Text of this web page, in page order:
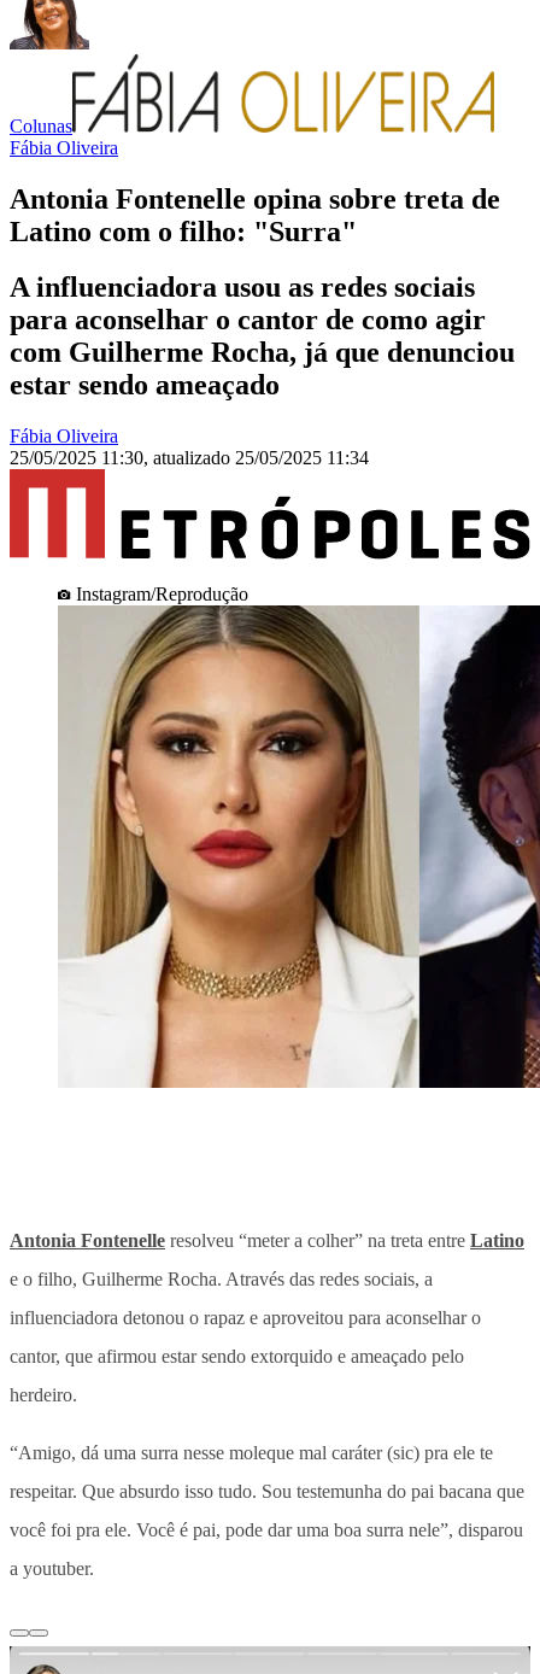
Colunas
Fábia Oliveira
Antonia Fontenelle opina sobre treta de
Latino com o filho: "Surra"
A influenciadora usou as redes sociais
para aconselhar o cantor de como agir
com Guilherme Rocha, já que denunciou
estar sendo ameaçado
Fábia Oliveira
25/05/2025 11:30, atualizado 25/05/2025 11:34
Instagram/Reprodução
Antonia Fontenelle resolveu “meter a colher” na treta entre Latino
e o filho, Guilherme Rocha. Através das redes sociais, a
influenciadora detonou o rapaz e aproveitou para aconselhar o
cantor, que afirmou estar sendo extorquido e ameaçado pelo
herdeiro.
“Amigo, dá uma surra nesse moleque mal caráter (sic) pra ele te
respeitar. Que absurdo isso tudo. Sou testemunha do pai bacana que
você foi pra ele. Você é pai, pode dar uma boa surra nele”, disparou
a youtuber.